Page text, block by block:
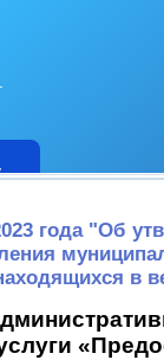
года "Об
в